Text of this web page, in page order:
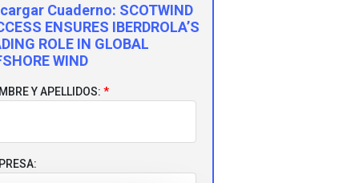
Cuaderno: SCOTWIND
ENSURES IBERDROLA’S
ROLE IN GLOBAL
WIND
Y APELLIDOS: